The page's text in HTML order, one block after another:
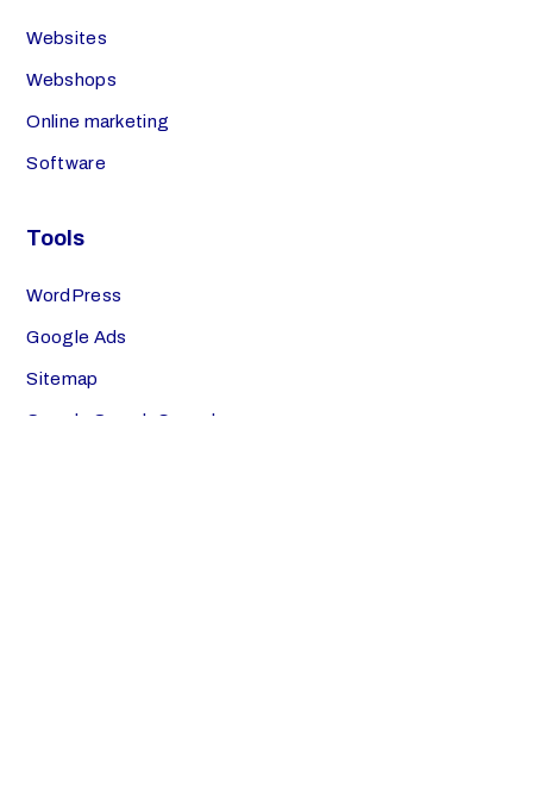
Websites
Webshops
Online marketing
Software
Tools
WordPress
Google Ads
Sitemap
Google Search Console